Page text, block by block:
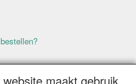
maakt gebruik